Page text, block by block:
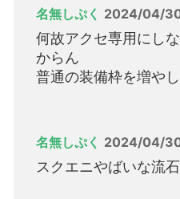
名無しぷく 2024/04/
何故アクセ専用にし
からん
普通の装備枠を増や
名無しぷく 2024/04/
スクエニやばいな流